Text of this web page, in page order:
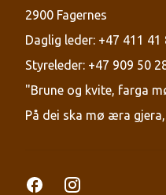
2900 Fagernes
Daglig leder: +47 411 41
Styreleder: +47 909 50
"Brune og kvite, farga
På dei ska mø æra